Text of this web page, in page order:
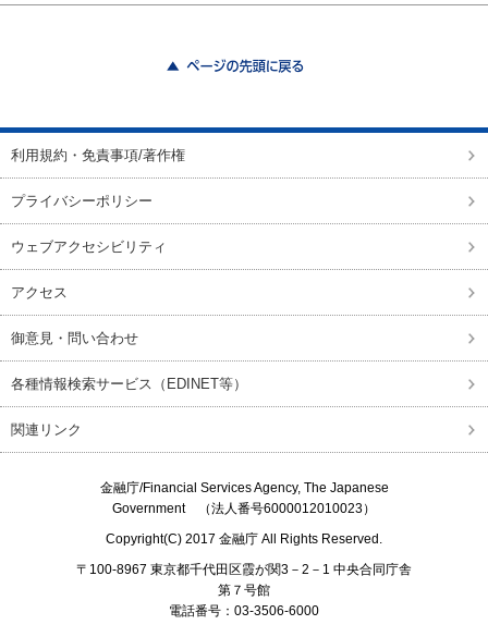
利用規約・免責事項/著作権
プライバシーポリシー
ウェブアクセシビリティ
アクセス
御意見・問い合わせ
各種情報検索サービス（EDINET等）
関連リンク
金融庁/Financial Services Agency, The Japanese
Government（法人番号6000012010023）
Copyright(C) 2017 金融庁 All Rights Reserved.
〒100-8967 東京都千代田区霞が関3－2－1 中央合同庁舎
第７号館
電話番号：03-3506-6000